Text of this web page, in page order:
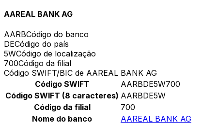
AAREAL BANK AG
AARBCódigo do banco
DECódigo do país
5WCódigo de localização
700Código da filial
Código SWIFT/BIC de AAREAL BANK AG
Código SWIFT
AARBDE5W700
Código SWIFT (8 caracteres) AARBDE5W
Código da filial
700
Nome do banco
AAREAL BANK AG